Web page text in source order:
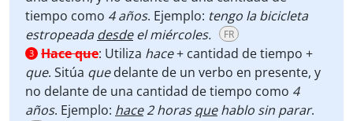
tiempo como 4 años. Ejemplo: tengo la bicicleta
estropeadadesdeel miércoles. FR
3 Hace que: Utiliza hace+ cantidad de tiempo +
que. Sitúa quedelante de un verbo en presente, y
no delante de una cantidad de tiempo como 4
años. Ejemplo: hace2 horasquehablo sin parar.